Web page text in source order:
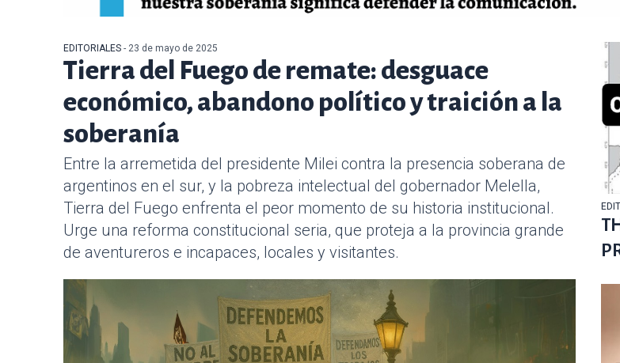
EDITORIALES - 23 de mayo de 2025
Tierra del Fuego de remate: desguace
económico, abandono político y traición a la
soberanía
Entre la arremetida del presidente Milei contra la presencia soberana de
argentinos en el sur, y la pobreza intelectual del gobernador Melella,
Tierra del Fuego enfrenta el peor momento de su historia institucional.
Urge una reforma constitucional seria, que proteja a la provincia grande
de aventureros e incapaces, locales y visitantes.